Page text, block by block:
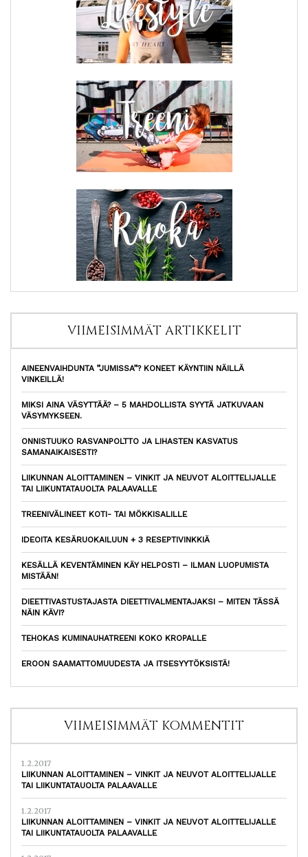
VIIMEISIMMÄT ARTIKKELIT
AINEENVAIHDUNTA ”JUMISSA”? KONEET KÄYNTIIN NÄILLÄ
VINKEILLÄ!
MIKSI AINA VÄSYTTÄÄ? – 5 MAHDOLLISTA SYYTÄ JATKUVAAN
VÄSYMYKSEEN.
ONNISTUUKO RASVANPOLTTO JA LIHASTEN KASVATUS
SAMANAIKAISESTI?
LIIKUNNAN ALOITTAMINEN – VINKIT JA NEUVOT ALOITTELIJALLE
TAI LIIKUNTATAUOLTA PALAAVALLE
TREENIVÄLINEET KOTI- TAI MÖKKISALILLE
IDEOITA KESÄRUOKAILUUN + 3 RESEPTIVINKKIÄ
KESÄLLÄ KEVENTÄMINEN KÄY HELPOSTI – ILMAN LUOPUMISTA
MISTÄÄN!
DIEETTIVASTUSTAJASTA DIEETTIVALMENTAJAKSI – MITEN TÄSSÄ
NÄIN KÄVI?
TEHOKAS KUMINAUHATREENI KOKO KROPALLE
EROON SAAMATTOMUUDESTA JA ITSESYYTÖKSISTÄ!
VIIMEISIMMÄT KOMMENTIT
1.2.2017
LIIKUNNAN ALOITTAMINEN – VINKIT JA NEUVOT ALOITTELIJALLE
TAI LIIKUNTATAUOLTA PALAAVALLE
1.2.2017
LIIKUNNAN ALOITTAMINEN – VINKIT JA NEUVOT ALOITTELIJALLE
TAI LIIKUNTATAUOLTA PALAAVALLE